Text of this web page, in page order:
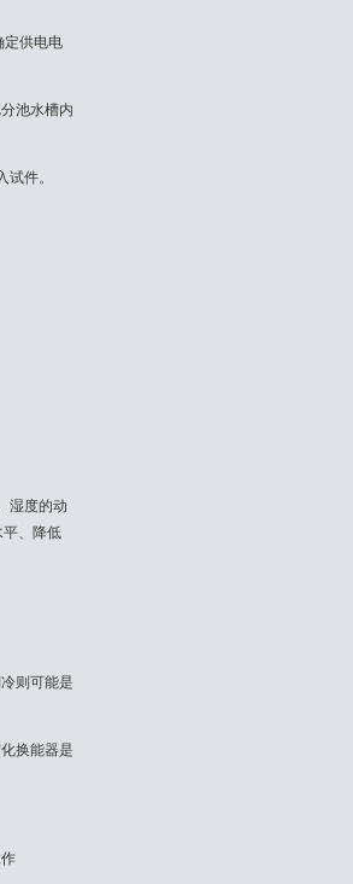
定供电电
池水槽内
件。
湿度的动
、降低
则可能是
换能器是